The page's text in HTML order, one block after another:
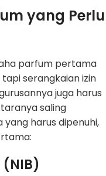
yang Perlu
parfum pertama
serangkaian izin
juga harus
saling
harus dipenuhi,